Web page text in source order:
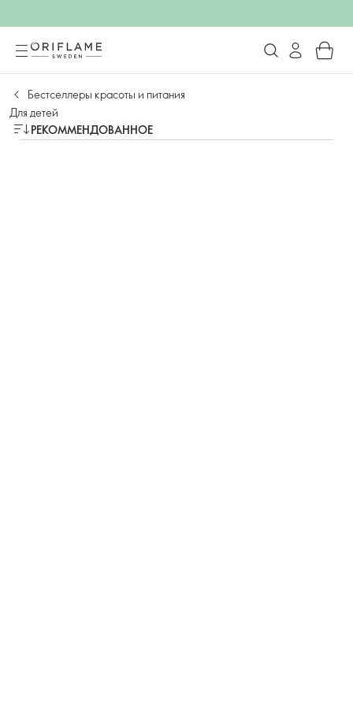
Бестселлеры красоты и питания
Для детей
РЕКОММЕНДОВАННОЕ